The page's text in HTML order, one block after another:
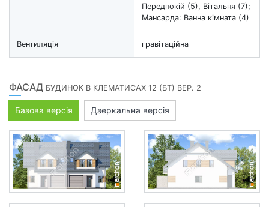
Передпокій (5), Вітальня (7);
Мансарда: Ванна кімната (4)
Вентиляція гравітаційна
ФАСАД БУДИНОК В КЛЕМАТИСАХ 12 (БТ) ВЕР. 2
Базова версія Дзеркальна версія